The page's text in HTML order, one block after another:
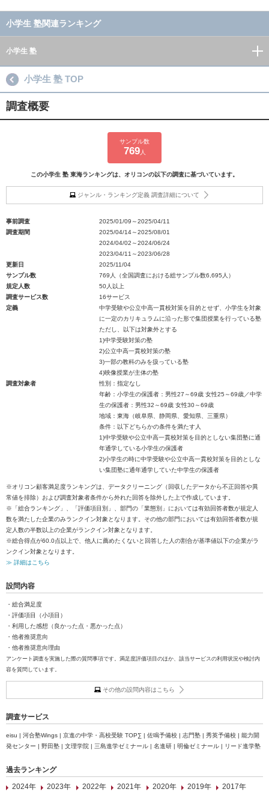
小学生 塾関連ランキング
小学生 塾
小学生 塾 TOP
調査概要
サンプル数
769人
この小学生 塾 東海ランキングは、オリコンの以下の調査に基づいています。
ジャンル・ランキング定義 調査詳細について
事前調査
2025/01/09～2025/04/11
調査期間
2025/04/14～2025/08/01
2024/04/02～2024/06/24
2023/04/11～2023/06/28
更新日
2025/11/04
サンプル数
769人（全国調査における総サンプル数6,695人）
規定人数
50人以上
調査サービス数
16サービス
定義
中学受験や公立中高一貫校対策を目的とせず、小学生を対象
に一定のカリキュラムに沿った形で集団授業を行っている塾
ただし、以下は対象外とする
1)中学受験対策の塾
2)公立中高一貫校対策の塾
3)一部の教科のみを扱っている塾
4)映像授業が主体の塾
調査対象者
性別：指定なし
年齢：小学生の保護者：男性27～69歳 女性25～69歳／中学
生の保護者：男性32～69歳 女性30～69歳
地域：東海（岐阜県、静岡県、愛知県、三重県）
条件：以下どちらかの条件を満たす人
1)中学受験や公立中高一貫校対策を目的としない集団塾に通
年通学している小学生の保護者
2)小学生の時に中学受験や公立中高一貫校対策を目的としな
い集団塾に通年通学していた中学生の保護者
※オリコン顧客満足度ランキングは、データクリーニング（回収したデータから不正回答や異
常値を排除）および調査対象者条件から外れた回答を除外した上で作成しています。
※「総合ランキング」、「評価項目別」、部門の「業態別」においては有効回答者数が規定人
数を満たした企業のみランクイン対象となります。その他の部門においては有効回答者数が規
定人数の半数以上の企業がランクイン対象となります。
※総合得点が60.0点以上で、他人に薦めたくないと回答した人の割合が基準値以下の企業がラ
ンクイン対象となります。
≫ 詳細はこちら
設問内容
・総合満足度
・評価項目（小項目）
・利用した感想（良かった点・悪かった点）
・他者推奨意向
・他者推奨意向理由
アンケート調査を実施した際の質問事項です。満足度評価項目のほか、該当サービスの利用状況や検討内
容を質問しています。
その他の設問内容はこちら
調査サービス
eisu | 河合塾Wings | 京進の中学・高校受験 TOP∑ | 佐鳴予備校 | 志門塾 | 秀英予備校 | 能力開
発センター | 野田塾 | 文理学院 | 三島進学ゼミナール | 名進研 | 明倫ゼミナール | リード進学塾
過去ランキング
2024年
2023年 2022年 2021年 2020年 2019年
2017年